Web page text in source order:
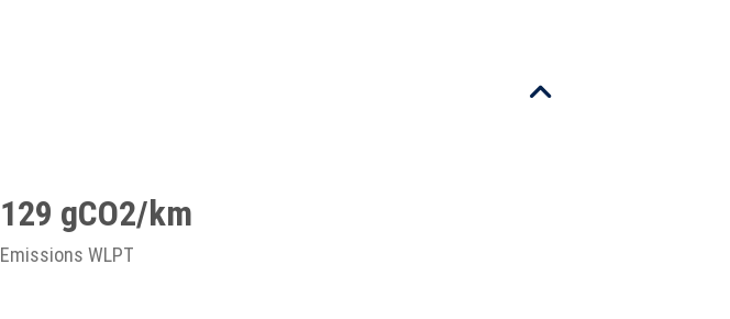
129 gCO2/km
Emissions WLPT